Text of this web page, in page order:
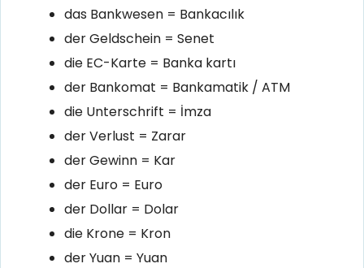
das Bankwesen = Bankacılık
der Geldschein = Senet
die EC-Karte = Banka kartı
der Bankomat = Bankamatik / ATM
die Unterschrift = İmza
der Verlust = Zarar
der Gewinn = Kar
der Euro = Euro
der Dollar = Dolar
die Krone = Kron
der Yuan = Yuan